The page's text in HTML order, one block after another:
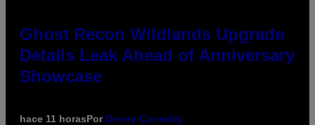
Ghost Recon Wildlands Upgrade
Details Leak Ahead of Anniversary
Showcase
hace 11 horasPor Denny Connolly